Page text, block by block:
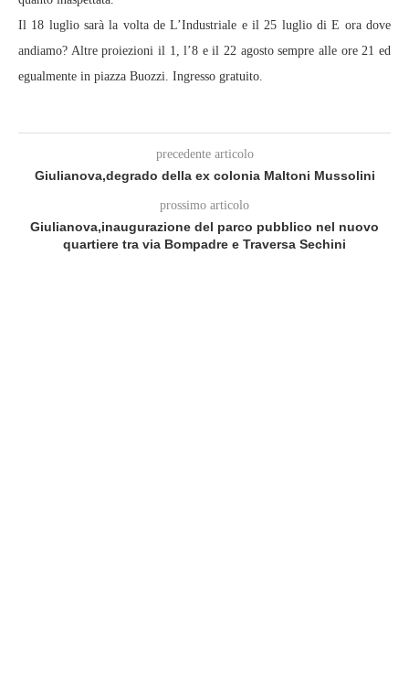
Il 18 luglio sarà la volta de L’Industriale e il 25 luglio di E ora dove
andiamo? Altre proiezioni il 1, l’8 e il 22 agosto sempre alle ore 21 ed
egualmente in piazza Buozzi. Ingresso gratuito.
precedente articolo
Giulianova,degrado della ex colonia Maltoni Mussolini
prossimo articolo
Giulianova,inaugurazione del parco pubblico nel nuovo
quartiere tra via Bompadre e Traversa Sechini